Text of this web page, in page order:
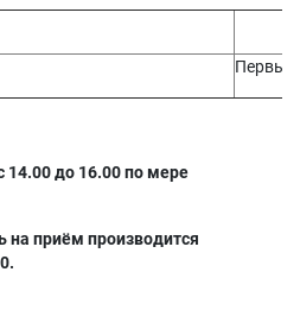
Первый
14.00 до 16.00 по мере
на приём производится